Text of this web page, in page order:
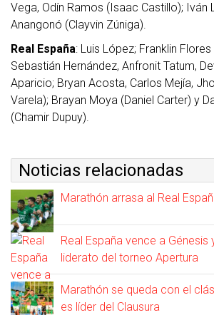
Vega, Odín Ramos (Isaac Castillo); Iván
Anangonó (Clayvin Zúniga).
Real España: Luis López; Franklin
Sebastián Hernández, Anfronit Tatum,
Aparicio; Bryan Acosta, Carlos Mejía,
Varela); Brayan Moya (Daniel Carter) y
(Chamir Dupuy).
Noticias relacionadas
Marathón arrasa al Real
Real España vence a Génesis
liderato del torneo Apertura
Marathón se queda con el
es líder del Clausura